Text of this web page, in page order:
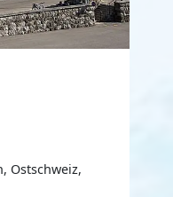
Ostschweiz,